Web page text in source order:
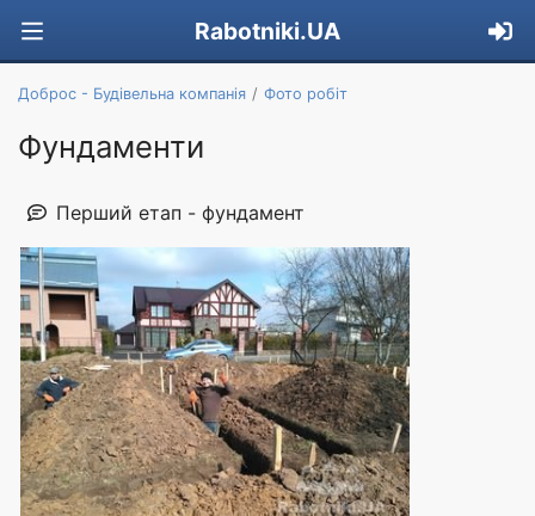
Rabotniki.UA
Доброс - Будівельна компанія Фото робіт
Фундаменти
Перший етап - фундамент